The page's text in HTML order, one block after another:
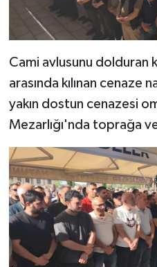
Cami avlusunu dolduran
arasında kılınan cenaze
yakın dostun cenazesi
Mezarlığı'nda toprağa